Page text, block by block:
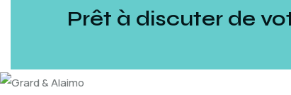
Prêt à discuter de